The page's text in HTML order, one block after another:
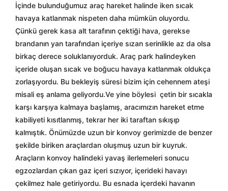
İçinde bulunduğumuz araç hareket halinde iken sıcak
havaya katlanmak nispeten daha mümkün oluyordu.
Çünkü gerek kasa alt tarafının çektiği hava, gerekse
brandanın yan tarafından içeriye sızan serinlikle az da olsa
birkaç derece soluklanıyorduk. Araç park halindeyken
içeride oluşan sıcak ve boğucu havaya katlanmak oldukça
zorlaşıyordu. Bu bekleyiş süresi bizim için cehennem ateşi
misali eş anlama geliyordu.Ve yine böylesi çetin bir sıcakla
karşı karşıya kalmaya başlamış, aracımızın hareket etme
kabiliyeti kısıtlanmış, tekrar her iki taraftan sıkışıp
kalmıştık. Önümüzde uzun bir konvoy gerimizde de benzer
şekilde biriken araçlardan oluşmuş uzun bir kuyruk.
Araçların konvoy halindeki yavaş ilerlemeleri sonucu
egzozlardan çıkan gaz içeri sızıyor, içerideki havayı
çekilmez hale getiriyordu. Bu esnada içerdeki havanın